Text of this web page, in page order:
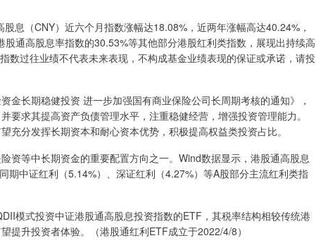
（CNY）近六个月指数涨幅达18.08%，近两年涨幅高达40.24%，
通高股息率指数的30.53%等其他部分港股红利类指数，展现出持续高
数过往业绩不代表未来表现，不构成基金业绩表现的保证或承诺，请投
长期稳健投资 进一步加强国有商业保险公司长周期考核的通知》，
求其提高资产负债管理水平，注重稳健经营，增强投资管理能力。
分发挥长期资本和耐心资本优势，积极提高权益类投资占比。
等中长期资金的重要配置方向之一。Wind数据显示，港股通高股息
期中证红利（5.14%）、深证红利（4.27%）等A股部分主流红利类指
式投资中证港股通高股息投资指数的ETF，其税率结构相较传统港
提升投资者体验。（港股通红利ETF成立于2022/4/8）